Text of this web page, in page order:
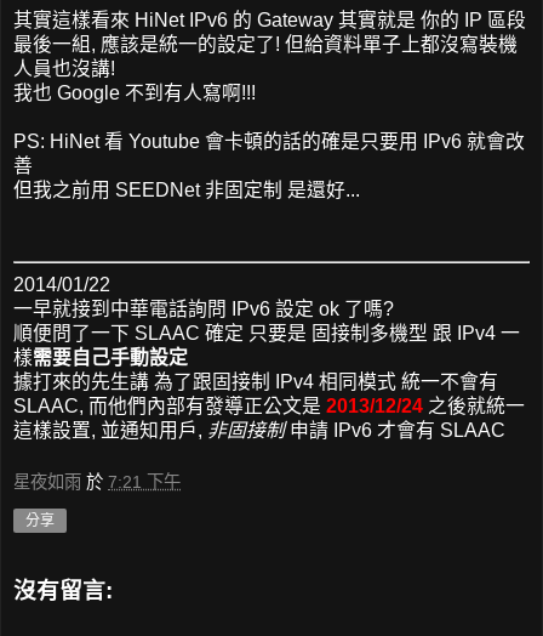
其實這樣看來 HiNet IPv6 的 Gateway 其實就是 你的 IP 區段
最後一組, 應該是統一的設定了! 但給資料單子上都沒寫裝機
人員也沒講!
我也 Google 不到有人寫啊!!!
PS: HiNet 看 Youtube 會卡頓的話的確是只要用 IPv6 就會改
善
但我之前用 SEEDNet 非固定制 是還好...
2014/01/22
一早就接到中華電話詢問 IPv6 設定 ok 了嗎?
順便問了一下 SLAAC 確定 只要是 固接制多機型 跟 IPv4 一
樣需要自己手動設定
據打來的先生講 為了跟固接制 IPv4 相同模式 統一不會有
SLAAC, 而他們內部有發導正公文是 2013/12/24 之後就統一
這樣設置, 並通知用戶, 非固接制申請 IPv6 才會有 SLAAC
星夜如雨 於 7:21 下午
分享
沒有留言: